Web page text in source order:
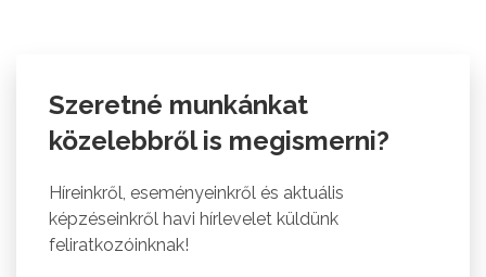
Szeretné munkánkat
közelebbről is megismerni?
Híreinkről, eseményeinkről és aktuális
képzéseinkről havi hírlevelet küldünk
feliratkozóinknak!